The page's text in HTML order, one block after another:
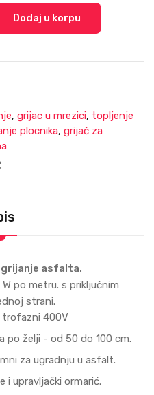
Dodaj u korpu
, grijac u mrezici, topljenje
plocnika, grijač za
grijanje asfalta.
po metru. s priključnim
strani.
trofazni 400V
po želji - od 50 do 100 cm.
za ugradnju u asfalt.
i upravljački ormarić.